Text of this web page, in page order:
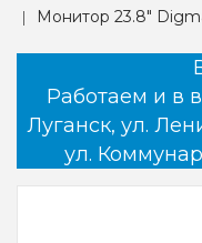
Монитор 23.8"
Работаем и в
Луганск, ул.
ул.